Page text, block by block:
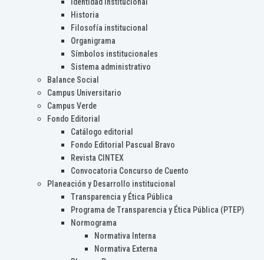
Identidad institucional
Historia
Filosofía institucional
Organigrama
Símbolos institucionales
Sistema administrativo
Balance Social
Campus Universitario
Campus Verde
Fondo Editorial
Catálogo editorial
Fondo Editorial Pascual Bravo
Revista CINTEX
Convocatoria Concurso de Cuento
Planeación y Desarrollo institucional
Transparencia y Ética Pública
Programa de Transparencia y Ética Pública (PTEP)
Normograma
Normativa Interna
Normativa Externa